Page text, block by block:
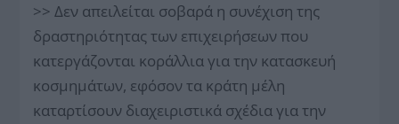
>> Δεν απειλείται σοβαρά η συνέχιση της
δραστηριότητας των επιχειρήσεων που
κατεργάζονται κοράλλια για την κατασκευή
κοσμημάτων, εφόσον τα κράτη μέλη
καταρτίσουν διαχειριστικά σχέδια για την